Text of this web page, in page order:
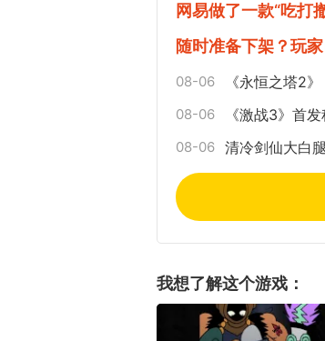
网易做了一款“吃打
随时准备下架？玩
08-06 《永恒之塔2
08-06 《激战3》首
08-06 清冷剑仙大白
我想了解这个游戏：